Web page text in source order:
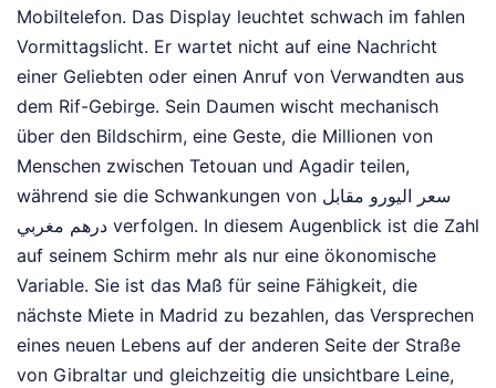
Mobiltelefon. Das Display leuchtet schwach im fahlen
Vormittagslicht. Er wartet nicht auf eine Nachricht
einer Geliebten oder einen Anruf von Verwandten aus
dem Rif-Gebirge. Sein Daumen wischt mechanisch
über den Bildschirm, eine Geste, die Millionen von
Menschen zwischen Tetouan und Agadir teilen,
während sie die Schwankungen von سعر اليورو مقابل
درهم مغربي verfolgen. In diesem Augenblick ist die Zahl
auf seinem Schirm mehr als nur eine ökonomische
Variable. Sie ist das Maß für seine Fähigkeit, die
nächste Miete in Madrid zu bezahlen, das Versprechen
eines neuen Lebens auf der anderen Seite der Straße
von Gibraltar und gleichzeitig die unsichtbare Leine,